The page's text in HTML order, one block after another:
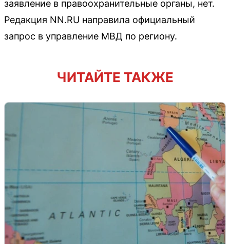
заявление в правоохранительные органы, нет.
Редакция NN.RU направила официальный
запрос в управление МВД по региону.
ЧИТАЙТЕ ТАКЖЕ